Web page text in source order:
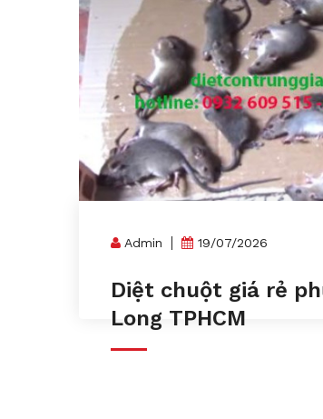
Admin 19/07/2026
Diệt chuột giá rẻ
Long TPHCM